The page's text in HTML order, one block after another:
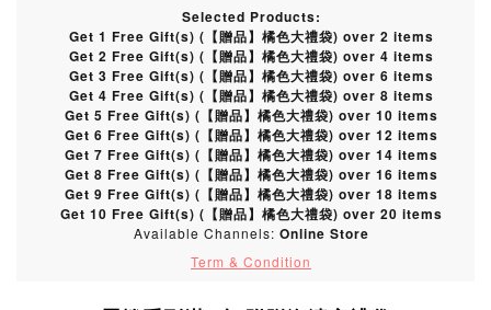
Selected Products:
Get 1 Free Gift(s) (【贈品】橘色大禮袋) over 2 items
Get 2 Free Gift(s) (【贈品】橘色大禮袋) over 4 items
Get 3 Free Gift(s) (【贈品】橘色大禮袋) over 6 items
Get 4 Free Gift(s) (【贈品】橘色大禮袋) over 8 items
Get 5 Free Gift(s) (【贈品】橘色大禮袋) over 10 items
Get 6 Free Gift(s) (【贈品】橘色大禮袋) over 12 items
Get 7 Free Gift(s) (【贈品】橘色大禮袋) over 14 items
Get 8 Free Gift(s) (【贈品】橘色大禮袋) over 16 items
Get 9 Free Gift(s) (【贈品】橘色大禮袋) over 18 items
Get 10 Free Gift(s) (【贈品】橘色大禮袋) over 20 items
Available Channels: Online Store
Term & Condition